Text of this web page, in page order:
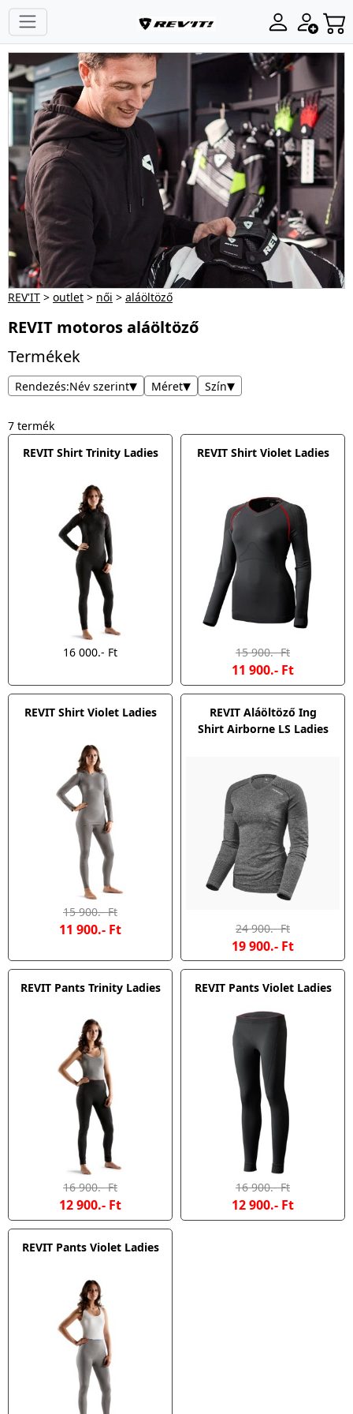
REV'IT > outlet > női > aláöltöző
REVIT motoros aláöltöző
Termékek
Rendezés:Név szerint▾ Méret▾ Szín▾
7 termék
REVIT Shirt Trinity Ladies
16 000.- Ft
REVIT Shirt Violet Ladies
15 900.- Ft
11 900.- Ft
REVIT Shirt Violet Ladies
15 900.- Ft
11 900.- Ft
REVIT Aláöltöző Ing
Shirt Airborne LS Ladies
24 900.- Ft
19 900.- Ft
REVIT Pants Trinity Ladies
16 900.- Ft
12 900.- Ft
REVIT Pants Violet Ladies
16 900.- Ft
12 900.- Ft
REVIT Pants Violet Ladies